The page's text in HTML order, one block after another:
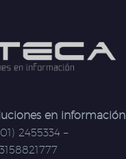
en información
2455334 –